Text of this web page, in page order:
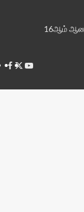
16ஆம்
Facebook
TwitterYoutube